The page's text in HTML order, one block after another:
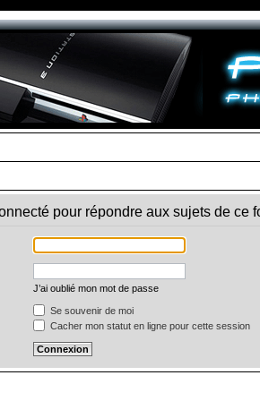
pour répondre aux sujets de ce
J’ai oublié mon mot de passe
Se souvenir de moi
Cacher mon statut en ligne pour cette session